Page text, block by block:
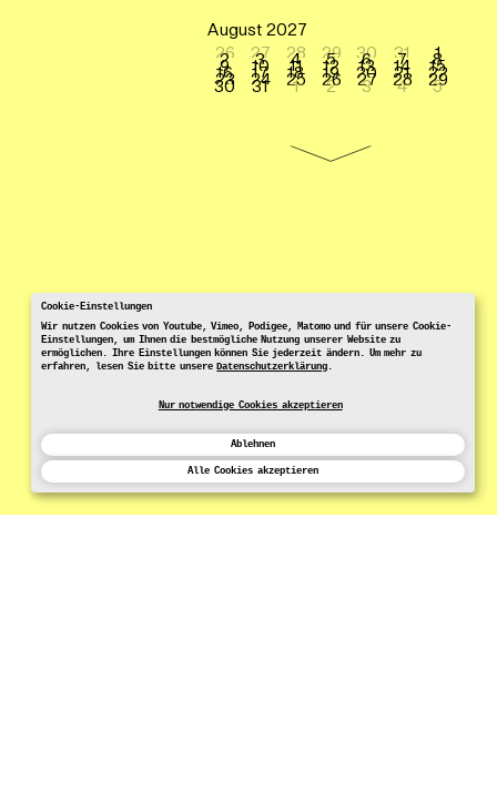
Cookie-Einstellungen
Wir nutzen Cookies von Youtube, Vimeo, Podigee, Matomo und für unsere Cookie-
Einstellungen, um Ihnen die bestmögliche Nutzung unserer Website zu
ermöglichen. Ihre Einstellungen können Sie jederzeit ändern. Um mehr zu
erfahren, lesen Sie bitte unsereDatenschutzerklärung.
Nur notwendige Cookies akzeptieren
Ablehnen
Alle Cookies akzeptieren
August 2027
26
27 28 29 30 31 1
2 3 4 5 6 7 8
9 10 11 12 13 14 15
16 17 18 19 20 21 22
23 24 25 26 27 28 29
30 31 1 2 3 4 5